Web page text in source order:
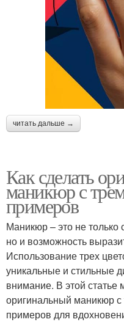
читать дальше →
Как сделать
маникюр с
примеров
Маникюр – это не только
но и возможность
Использование трех
уникальные и стильные
внимание. В этой статье
оригинальный маникюр
примеров для